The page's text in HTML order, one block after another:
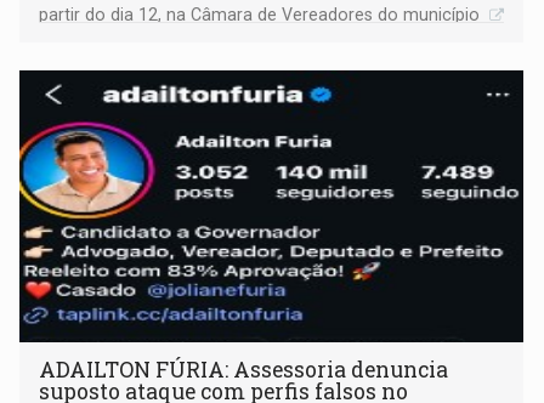
partir do dia 12, na Câmara de Vereadores do município
ADAILTON FÚRIA: Assessoria denuncia
suposto ataque com perfis falsos no